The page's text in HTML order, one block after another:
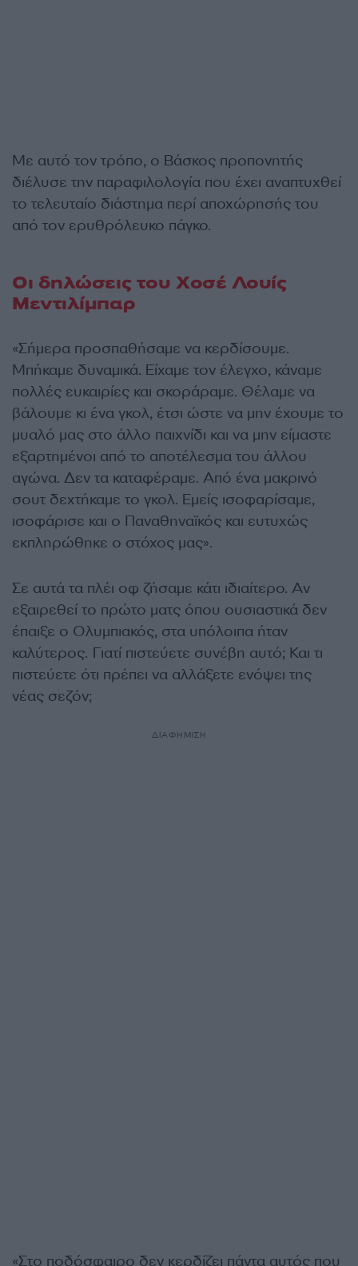
Με αυτό τον τρόπο, ο Βάσκος προπονητής
διέλυσε την παραφιλολογία που έχει αναπτυχθεί
το τελευταίο διάστημα περί αποχώρησής του
από τον ερυθρόλευκο πάγκο.
Οι δηλώσεις του Χοσέ Λουίς
Μεντιλίμπαρ
«Σήμερα προσπαθήσαμε να κερδίσουμε.
Μπήκαμε δυναμικά. Είχαμε τον έλεγχο, κάναμε
πολλές ευκαιρίες και σκοράραμε. Θέλαμε να
βάλουμε κι ένα γκολ, έτσι ώστε να μην έχουμε το
μυαλό μας στο άλλο παιχνίδι και να μην είμαστε
εξαρτημένοι από το αποτέλεσμα του άλλου
αγώνα. Δεν τα καταφέραμε. Από ένα μακρινό
σουτ δεχτήκαμε το γκολ. Εμείς ισοφαρίσαμε,
ισοφάρισε και ο Παναθηναϊκός και ευτυχώς
εκπληρώθηκε ο στόχος μας».
Σε αυτά τα πλέι οφ ζήσαμε κάτι ιδιαίτερο. Αν
εξαιρεθεί το πρώτο ματς όπου ουσιαστικά δεν
έπαιξε ο Ολυμπιακός, στα υπόλοιπα ήταν
καλύτερος. Γιατί πιστεύετε συνέβη αυτό; Και τι
πιστεύετε ότι πρέπει να αλλάξετε ενόψει της
νέας σεζόν;
ΔΙΑΦΗΜΙΣΗ
«Στο ποδόσφαιρο δεν κερδίζει πάντα αυτός που